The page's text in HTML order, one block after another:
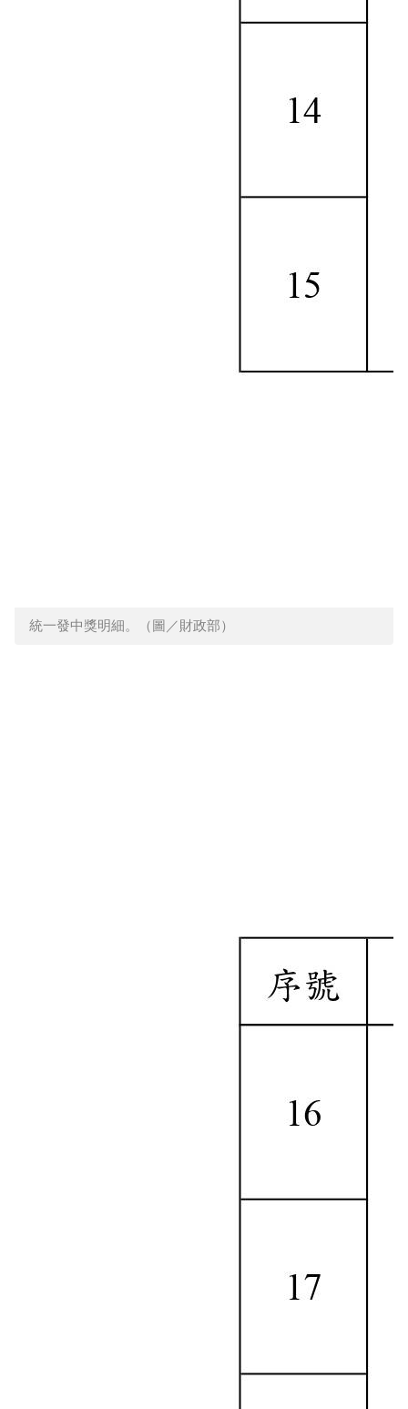
統一發中獎明細。（圖／財政部）